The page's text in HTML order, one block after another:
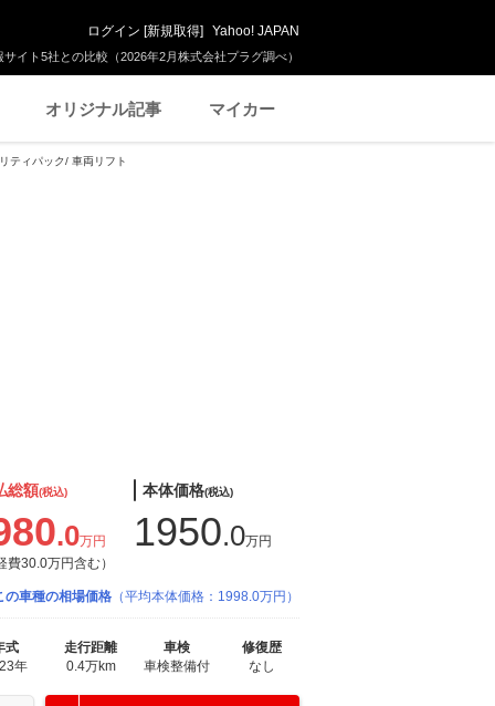
イト5社との比較（2026年2月株式会社プラグ調べ）
ログイン [新規取得] Yahoo! JAPAN
オリジナル記事 マイカー
ティパック/ 車両リフト
総額(税込)
.0万円
費30.0万円含む）
本体価格(税込)
1950.0万円
の車種の相場価格 （平均本体価格：1998.0万円）
式
年
走行距離
0.4万km
車検
車検整備付
修復歴
なし